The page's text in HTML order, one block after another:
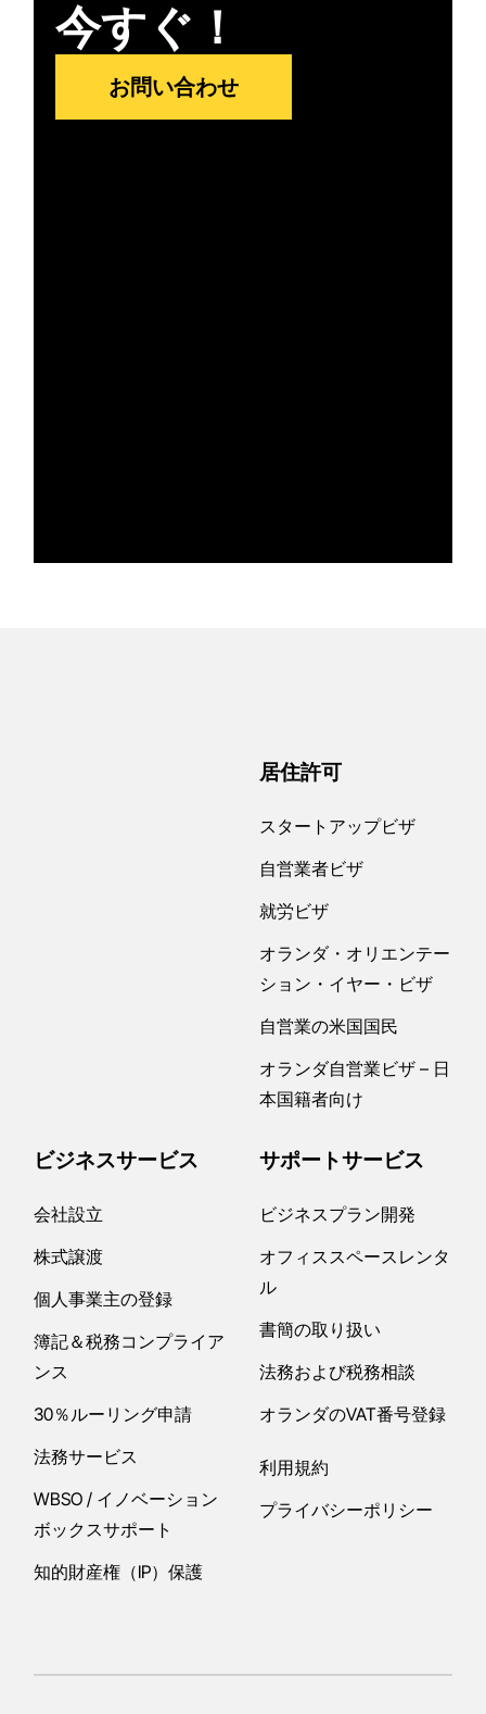
今すぐ！
お問い合わせ
居住許可
スタートアップビザ
自営業者ビザ
就労ビザ
オランダ・オリエンテー
ション・イヤー・ビザ
自営業の米国国民
オランダ自営業ビザ – 日
本国籍者向け
ビジネスサービス
会社設立
株式譲渡
個人事業主の登録
簿記＆税務コンプライア
ンス
30％ルーリング申請
法務サービス
WBSO / イノベーション
ボックスサポート
知的財産権（IP）保護
サポートサービス
ビジネスプラン開発
オフィススペースレンタ
ル
書簡の取り扱い
法務および税務相談
オランダのVAT番号登録
利用規約
プライバシーポリシー